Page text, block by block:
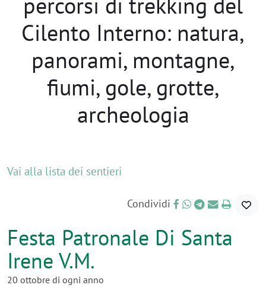
Cilento Interno: natura,
panorami, montagne,
fiumi, gole, grotte,
archeologia
Vai alla lista dei sentieri
Condividi
Festa Patronale Di Santa
Irene V.M.
20 ottobre di ogni anno